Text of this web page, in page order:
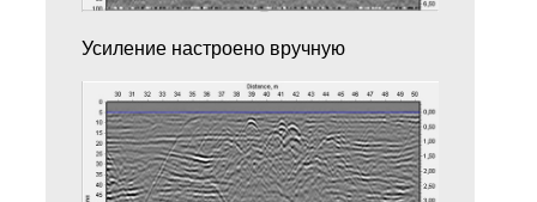
Усиление настроено вручную